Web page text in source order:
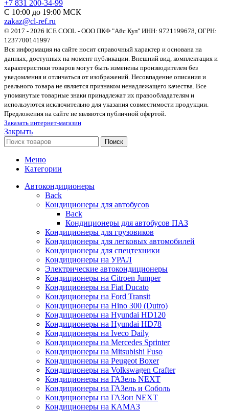
+7 831 200-34-99
С 10:00 до 19:00 МСК
zakaz@cl-ref.ru
© 2017 - 2026 ICE COOL - ООО ПКФ "Айс Кул" ИНН: 9721199678, ОГРН:
1237700141997
Вся информация на сайте носит справочный характер и основана на
данных, доступных на момент публикации. Внешний вид, комплектация и
характеристики товаров могут быть изменены производителем без
уведомления и отличаться от изображений. Несовпадение описания и
реального товара не является признаком ненадлежащего качества. Все
упомянутые товарные знаки принадлежат их правообладателям и
используются исключительно для указания совместимости продукции.
Предложения на сайте не являются публичной офертой.
Заказать интернет-магазин
Закрыть
Поиск
Меню
Категории
Автокондиционеры
Back
Кондиционеры для автобусов
Back
Кондиционеры для автобусов ПАЗ
Кондиционеры для грузовиков
Кондиционеры для легковых автомобилей
Кондиционеры для спецтехники
Кондиционеры на УРАЛ
Электрические автокондиционеры
Кондиционеры на Citroen Jumper
Кондиционеры на Fiat Ducato
Кондиционеры на Ford Transit
Кондиционеры на Hino 300 (Dutro)
Кондиционеры на Hyundai HD120
Кондиционеры на Hyundai HD78
Кондиционеры на Iveco Daily
Кондиционеры на Mercedes Sprinter
Кондиционеры на Mitsubishi Fuso
Кондиционеры на Peugeot Boxer
Кондиционеры на Volkswagen Crafter
Кондиционеры на ГАЗель NEXT
Кондиционеры на ГАЗель и Соболь
Кондиционеры на ГАЗон NEXT
Кондиционеры на КАМАЗ